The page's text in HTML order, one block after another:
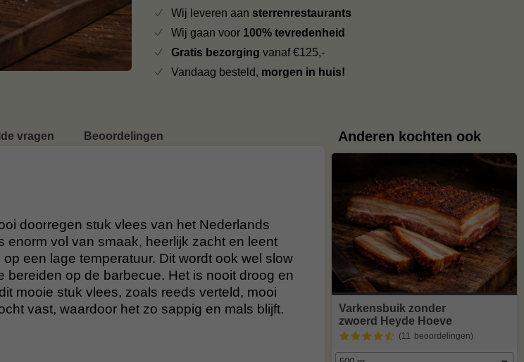
Wij leveren aan sterrenrestaurants
Wij gaan voor 100% tevredenheid
Gratis bezorging vanaf €125,-
Vandaag besteld, morgen in huis!
vragen Beoordelingen
doorregen stuk vlees van het Nederlands
enorm vol van smaak, heerlijk zacht en leent
een lage temperatuur. Dit wordt ook wel slow
bereiden op de barbecue. Het is nooit droog en
mooie stuk vlees, zoals reeds verteld, mooi
vast, waardoor het zo sappig en mals blijft.
Anderen kochten ook
Varkensbuik zonder
zwoerd Heyde Hoeve
(11 beoordelingen)